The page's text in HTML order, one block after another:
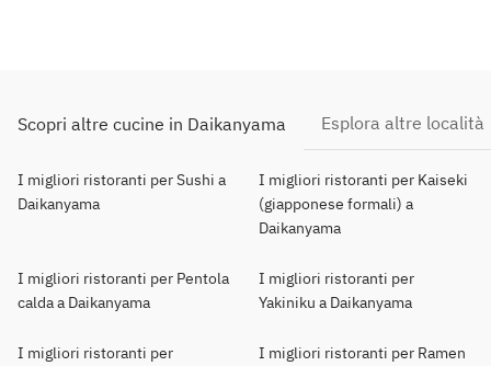
Scopri altre cucine in Daikanyama Esplora altre località
I migliori ristoranti per Sushi a
Daikanyama
I migliori ristoranti per Kaiseki
(giapponese formali) a
Daikanyama
I migliori ristoranti per Pentola
calda a Daikanyama
I migliori ristoranti per
Yakiniku a Daikanyama
I migliori ristoranti per
I migliori ristoranti per Ramen